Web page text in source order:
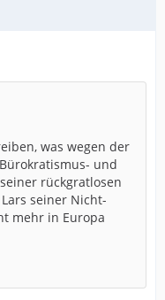
was wegen der
und
rückgratlosen
seiner Nicht-
mehr in Europa